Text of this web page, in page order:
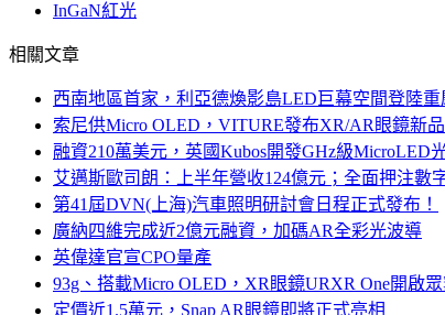
InGaN紅光
相關文章
西南地區首家，利亞德煥影島LED巨幕空間登陸重
索尼供Micro OLED，VITURE發布XR/AR眼鏡新品
融資210萬美元，英國Kubos開發GHz級MicroLED
艾邁斯歐司朗：上半年營收124億元；全面押注數
第41屆DVN(上海)汽車照明研討會日程正式發布！
廣納四維完成近2億元融資，加碼AR全彩光波導
英偉達官宣CPO量產
93g、搭載Micro OLED，XR眼鏡URXR One開啟
定價近1.5萬元，Snap AR眼鏡即將正式亮相